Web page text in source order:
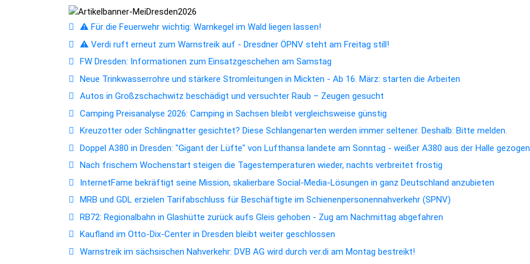
⚠️ Für die Feuerwehr wichtig: Warnkegel im Wald liegen lassen!
⚠️ Verdi ruft erneut zum Warnstreik auf - Dresdner ÖPNV steht am Freitag still!
FW Dresden: Informationen zum Einsatzgeschehen am Samstag
Neue Trinkwasserrohre und stärkere Stromleitungen in Mickten - Ab 16. März: starten die Arbeiten
Autos in Großzschachwitz beschädigt und versuchter Raub – Zeugen gesucht
Camping Preisanalyse 2026: Camping in Sachsen bleibt vergleichsweise günstig
Kreuzotter oder Schlingnatter gesichtet? Diese Schlangenarten werden immer seltener. Deshalb: Bitte melden.
Doppel A380 in Dresden: "Gigant der Lüfte" von Lufthansa landete am Sonntag - weißer A380 aus der Halle gezogen
Nach frischem Wochenstart steigen die Tagestemperaturen wieder, nachts verbreitet frostig
InternetFame bekräftigt seine Mission, skalierbare Social-Media-Lösungen in ganz Deutschland anzubieten
MRB und GDL erzielen Tarifabschluss für Beschäftigte im Schienenpersonennahverkehr (SPNV)
RB72: Regionalbahn in Glashütte zurück aufs Gleis gehoben - Zug am Nachmittag abgefahren
Kaufland im Otto-Dix-Center in Dresden bleibt weiter geschlossen
Warnstreik im sächsischen Nahverkehr: DVB AG wird durch ver.di am Montag bestreikt!